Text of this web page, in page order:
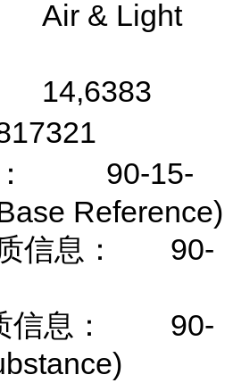
Air & Light
14,6383
90-15-
Reference)
信息：
90-
信息：
90-